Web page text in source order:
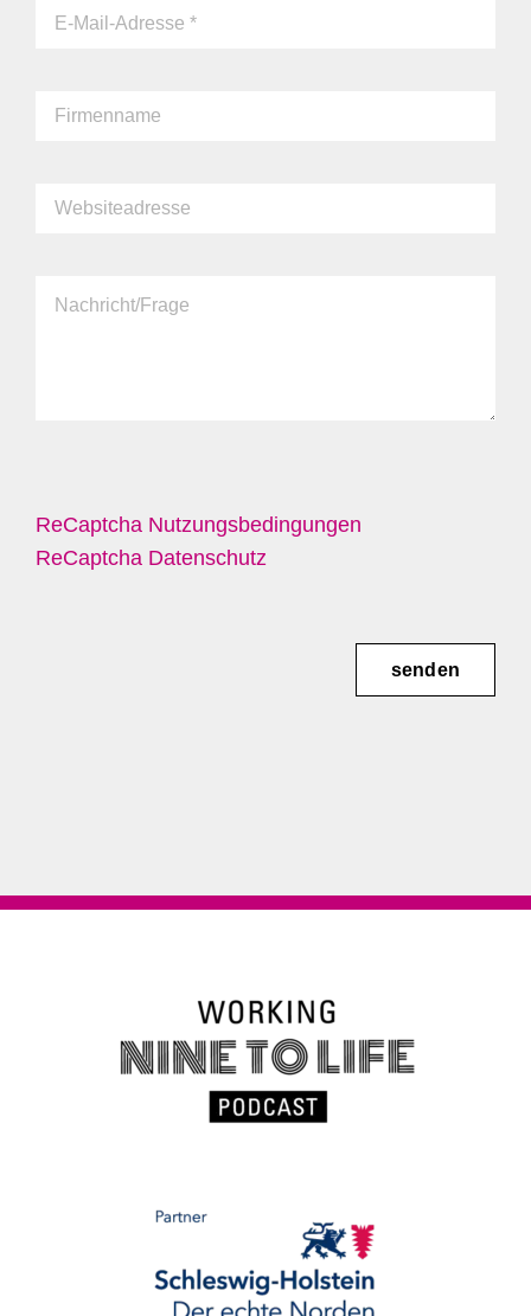
ReCaptcha Nutzungsbedingungen
ReCaptcha Datenschutz
senden